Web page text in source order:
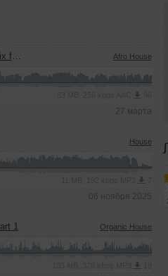
Afro House
27 марта
House
06 ноября 2025
1 Organic House